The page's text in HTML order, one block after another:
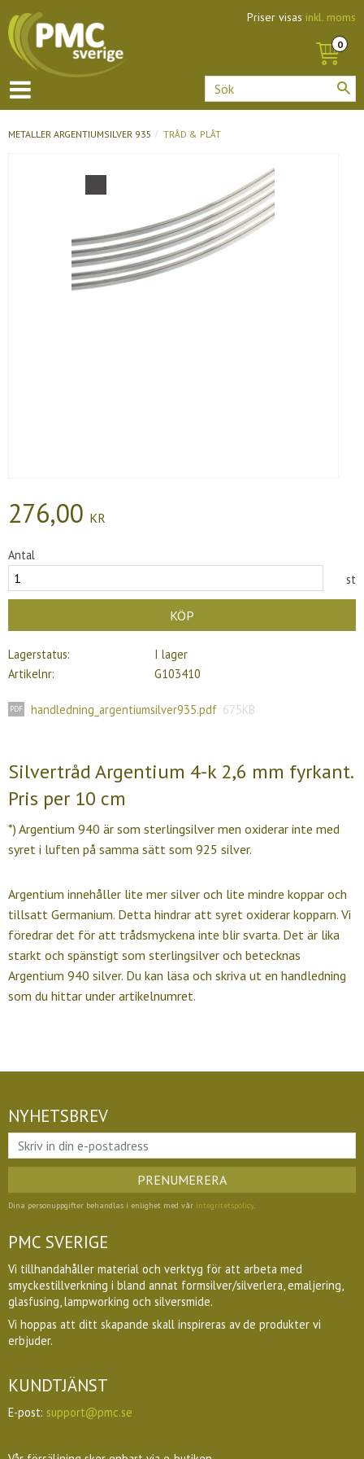
Priser visas inkl. moms
METALLER ARGENTIUMSILVER 935 TRÅD & PLÅT
276,00 KR
Antal
st
KÖP
Lagerstatus
I lager
Artikelnr
G103410
handledning_argentiumsilver935.pdf 675KB
Silvertråd Argentium 4-k 2,6 mm fyrkant.
Pris per 10 cm
*) Argentium 940 är som sterlingsilver men oxiderar inte med
syret i luften på samma sätt som 925 silver.
Argentium innehåller lite mer silver och lite mindre koppar och
tillsatt Germanium. Detta hindrar att syret oxiderar kopparn. Vi
föredrar det för att trådsmyckena inte blir svarta. Det är lika
starkt och spänstigt som sterlingsilver och betecknas
Argentium 940 silver. Du kan läsa och skriva ut en handledning
som du hittar under artikelnumret.
NYHETSBREV
PRENUMERERA
Dina personuppgifter behandlas i enlighet med vår integritetspolicy.
PMC SVERIGE
Vi tillhandahåller material och verktyg för att arbeta med
smyckestillverkning i bland annat formsilver/silverlera, emaljering,
glasfusing, lampworking och silversmide.
Vi hoppas att ditt skapande skall inspireras av de produkter vi
erbjuder.
KUNDTJÄNST
E-post: support@pmc.se